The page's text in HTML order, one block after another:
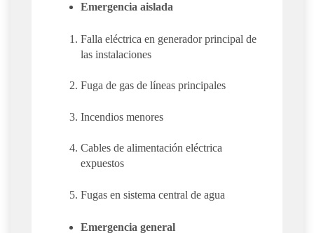
Emergencia aislada
Falla eléctrica en generador principal de
las instalaciones
Fuga de gas de líneas principales
Incendios menores
Cables de alimentación eléctrica
expuestos
Fugas en sistema central de agua
Emergencia general